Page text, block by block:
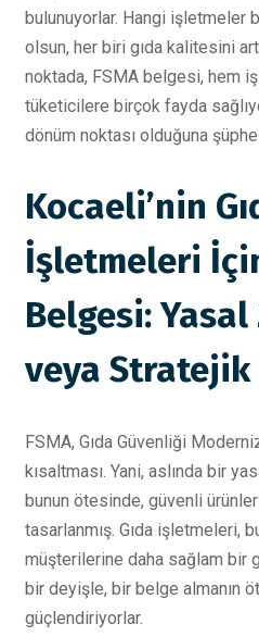
bulunuyorlar. Hangi işletmeler
olsun, her biri gıda kalitesini
noktada, FSMA belgesi, hem
tüketicilere birçok fayda
dönüm noktası olduğuna
Kocaeli’nin
İşletmeleri
Belgesi:
veya Stratejik
FSMA, Gıda Güvenliği
kısaltması. Yani, aslında bir
bunun ötesinde, güvenli
tasarlanmış. Gıda işletmeleri,
müşterilerine daha sağlam bir
bir deyişle, bir belge almanın
güçlendiriyorlar.